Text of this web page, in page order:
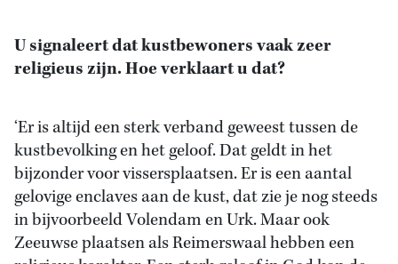
U signaleert dat kustbewoners vaak zeer
religieus zijn. Hoe verklaart u dat?
‘Er is altijd een sterk verband geweest tussen de
kustbevolking en het geloof. Dat geldt in het
bijzonder voor vissersplaatsen. Er is een aantal
gelovige enclaves aan de kust, dat zie je nog steeds
in bijvoorbeeld Volendam en Urk. Maar ook
Zeeuwse plaatsen als Reimerswaal hebben een